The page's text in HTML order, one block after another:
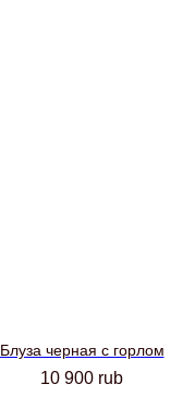
Блуза черная с горлом
10 900 rub